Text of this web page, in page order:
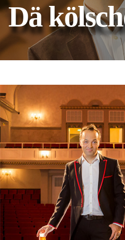
Dä